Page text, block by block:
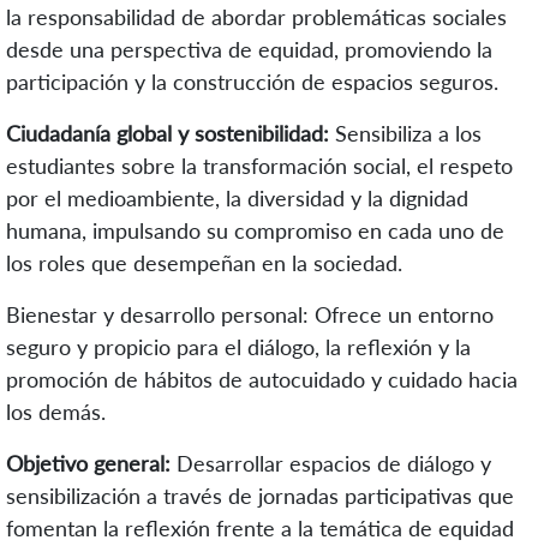
la responsabilidad de abordar problemáticas sociales
desde una perspectiva de equidad, promoviendo la
participación y la construcción de espacios seguros.
Ciudadanía global y sostenibilidad: Sensibiliza a los
estudiantes sobre la transformación social, el respeto
por el medioambiente, la diversidad y la dignidad
humana, impulsando su compromiso en cada uno de
los roles que desempeñan en la sociedad.
Bienestar y desarrollo personal: Ofrece un entorno
seguro y propicio para el diálogo, la reflexión y la
promoción de hábitos de autocuidado y cuidado hacia
los demás.
Objetivo general: Desarrollar espacios de diálogo y
sensibilización a través de jornadas participativas que
fomentan la reflexión frente a la temática de equidad